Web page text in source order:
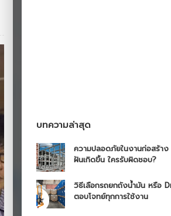
บทความล่าสุด
ความปลอดภัยในงานก่อสร้าง
ฝันเกิดขึ้น ใครรับผิดชอบ?
วิธีเลือกรถยกถังน้ำมัน หรือ
ตอบโจทย์ทุกการใช้งาน